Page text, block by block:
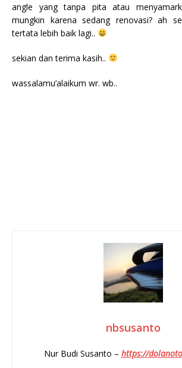
angle yang tanpa pita atau
mungkin karena sedang renovasi? ah
tertata lebih baik lagi..
sekian dan terima kasih..
wassalamu’alaikum wr. wb..
nbsusanto
Nur Budi Susanto – https://